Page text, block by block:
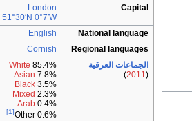
Capital
London
51°30′N 0°7′W
National language
English
Regional languages
Cornish
الجماعات العرقية
(
2011
)
85.4%
White
7.8%
Asian
3.5%
Black
2.3%
Mixed
0.4%
Arab
0.6% Other
[1]